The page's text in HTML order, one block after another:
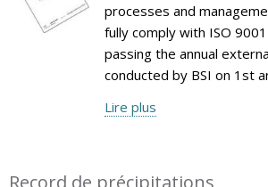
processes and
fully comply with ISO
passing the annual
conducted by BSI on 1st
Lire plus
Record de précipitations